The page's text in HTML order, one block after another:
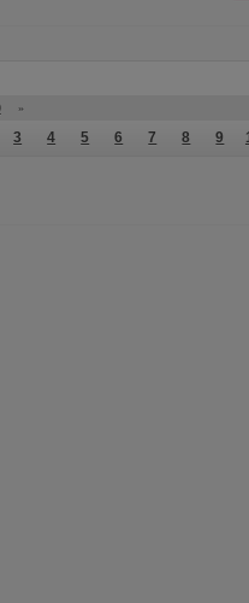
»
3 4 5 6 7 8 9